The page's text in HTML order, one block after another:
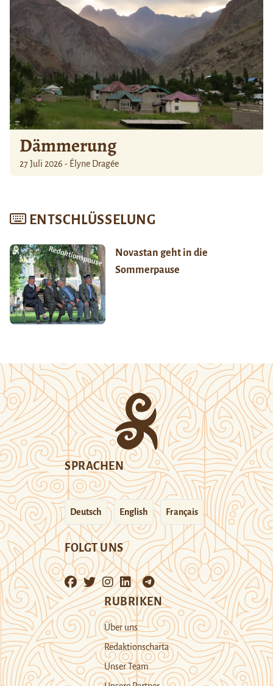
Dämmerung
27 Juli 2026 - Élyne Dragée
ENTSCHLÜSSELUNG
Novastan geht in die
Sommerpause
SPRACHEN
Deutsch English Français
FOLGT UNS
RUBRIKEN
Über uns
Redaktionscharta
Unser Team